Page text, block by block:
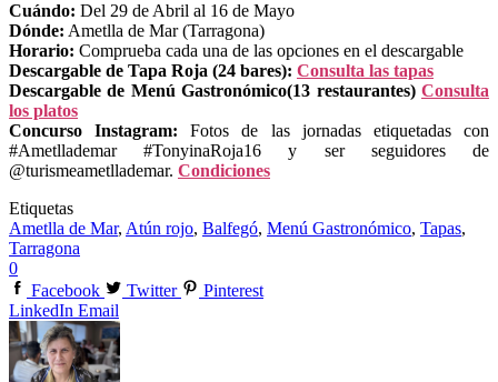
Cuándo: Del 29 de Abril al 16 de Mayo
Dónde: Ametlla de Mar (Tarragona)
Horario: Comprueba cada una de las opciones en el descargable
Descargable de Tapa Roja (24 bares): Consulta las tapas
Descargable de Menú Gastronómico(13 restaurantes) Consulta
los platos
Concurso Instagram: Fotos de las jornadas etiquetadas con
#Ametllademar #TonyinaRoja16 y ser seguidores de
@turismeametllademar. Condiciones
Etiquetas
Ametlla de Mar, Atún rojo, Balfegó, Menú Gastronómico, Tapas,
Tarragona
0
Facebook
Twitter
Pinterest
LinkedIn Email